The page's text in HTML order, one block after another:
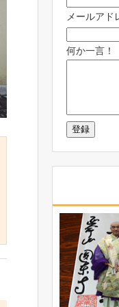
メールアド
何か一言！